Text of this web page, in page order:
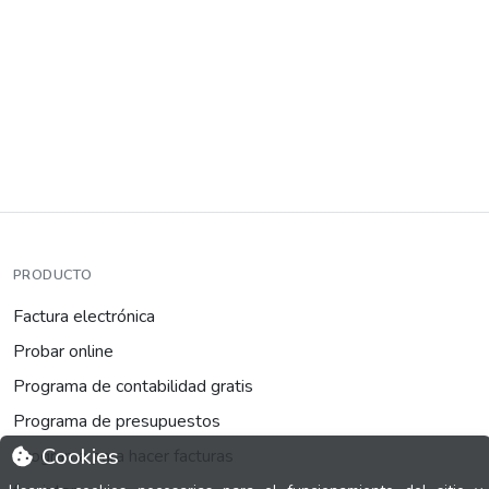
Cookies
PRODUCTO
Factura electrónica
Probar online
Programa de contabilidad gratis
Programa de presupuestos
Programa para hacer facturas